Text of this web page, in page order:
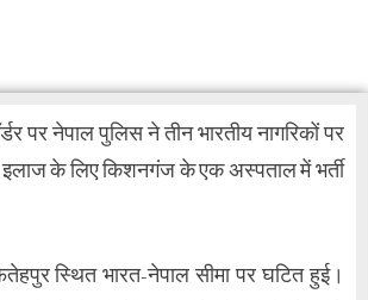
पर नेपाल पुलिस ने तीन भारतीय नागरिकों पर
इलाज के लिए किशनगंज के एक अस्पताल में भर्ती
स्थित भारत-नेपाल सीमा पर घटित हुई।